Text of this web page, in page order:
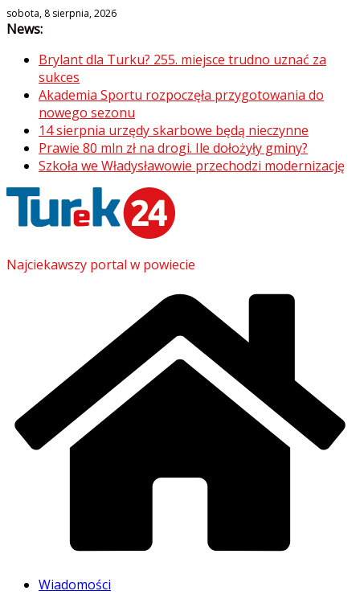
Skip
to
sobota, 8 sierpnia, 2026
News:
Brylant dla Turku? 255. miejsce trudno uznać za
sukces
Akademia Sportu rozpoczęła przygotowania do
nowego sezonu
14 sierpnia urzędy skarbowe będą nieczynne
Prawie 80 mln zł na drogi. Ile dołożyły gminy?
Szkoła we Władysławowie przechodzi modernizację
Najciekawszy portal w powiecie
Wiadomości